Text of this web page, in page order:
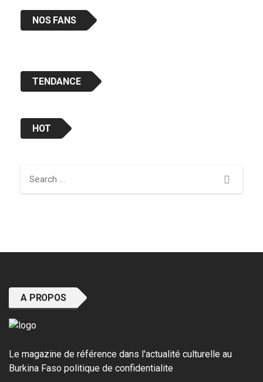
NOS FANS
TENDANCE
HOT
Search
A PROPOS
Le magazine de référence dans l'actualité culturelle au
Burkina Faso politique de confidentialite